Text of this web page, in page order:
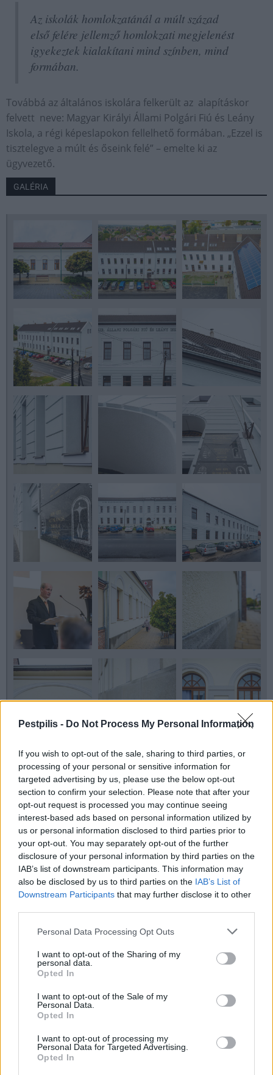
Pestpilis - Do Not Process My Personal Information
If you wish to opt-out of the sale, sharing to third parties, or
processing of your personal or sensitive information for
targeted advertising by us, please use the below opt-out
section to confirm your selection. Please note that after your
opt-out request is processed you may continue seeing
interest-based ads based on personal information utilized by
us or personal information disclosed to third parties prior to
your opt-out. You may separately opt-out of the further
disclosure of your personal information by third parties on the
IAB’s list of downstream participants. This information may
also be disclosed by us to third parties on the IAB’s List of
Downstream Participants that may further disclose it to other
Personal Data Processing Opt Outs
I want to opt-out of the Sharing of my
personal data.
Opted In
I want to opt-out of the Sale of my
Personal Data.
Opted In
I want to opt-out of processing my
Personal Data for Targeted Advertising.
Opted In
Az iskolák homlokzatánál a múlt század
első felére jellemző homlokzati megjelenést
igyekeztek kialakítani mind színben, mind
formában.
Továbbá az általános iskolára felkerült az alapításkor
felvett neve: Magyar Királyi Állami Polgári Fiú és Leány
Iskola, a régi képeslapokon fellelhető formában. „Ezzel is
tisztelegve a múlt és őseink felé” – emelte ki az
ügyvezető.
GALÉRIA
Monor iskolafelújítás
Horváth Építőmester Zrt.
középület
MAGYAR ÉPÍTŐK